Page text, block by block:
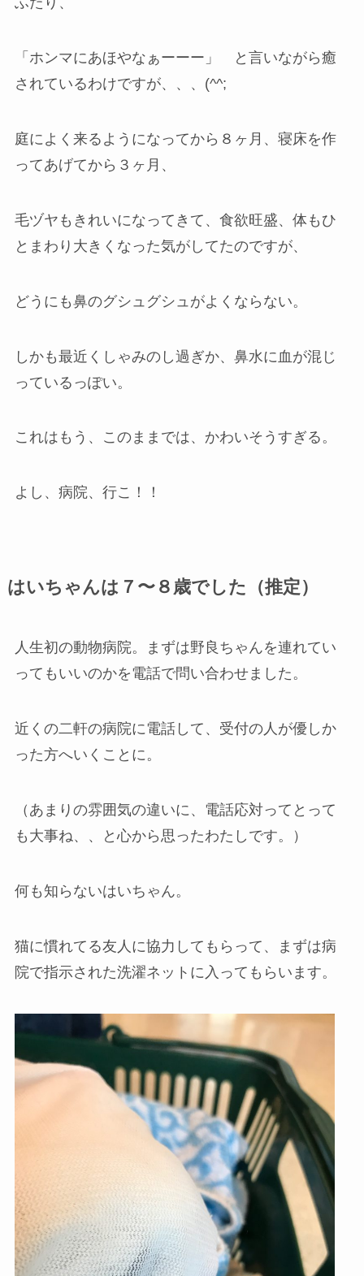
「ホンマにあほやなぁーーー」 と言いながら癒
されているわけですが、、、(^^;
庭によく来るようになってから８ヶ月、寝床を作
ってあげてから３ヶ月、
毛ヅヤもきれいになってきて、食欲旺盛、体もひ
とまわり大きくなった気がしてたのですが、
どうにも鼻のグシュグシュがよくならない。
しかも最近くしゃみのし過ぎか、鼻水に血が混じ
っているっぽい。
これはもう、このままでは、かわいそうすぎる。
よし、病院、行こ！！
はいちゃんは７〜８歳でした（推定）
人生初の動物病院。まずは野良ちゃんを連れてい
ってもいいのかを電話で問い合わせました。
近くの二軒の病院に電話して、受付の人が優しか
った方へいくことに。
（あまりの雰囲気の違いに、電話応対ってとって
も大事ね、、と心から思ったわたしです。）
何も知らないはいちゃん。
猫に慣れてる友人に協力してもらって、まずは病
院で指示された洗濯ネットに入ってもらいます。